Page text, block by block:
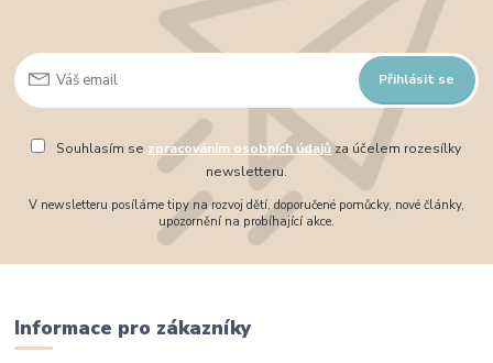
Přihlásit se
Souhlasím se zpracováním osobních údajůza účelem rozesílky
newsletteru.
V newsletteru posíláme tipy na rozvoj dětí, doporučené pomůcky, nové články,
upozornění na probíhající akce.
Informace pro zákazníky